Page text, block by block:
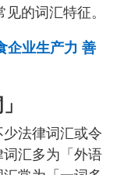
的词汇特征。
企业生产力 善
法律词汇或令
汇多为「外语